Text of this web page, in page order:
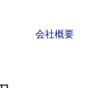
会社概要